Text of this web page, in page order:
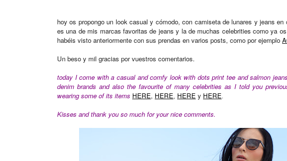
hoy os propongo un look casual y cómodo, con camiseta de lunares y jeans
es una de mis marcas favoritas de jeans y la de muchas celebrities como ya
habéis visto anteriormente con sus prendas en varios posts, como por ejemplo
Un beso y mil gracias por vuestros comentarios.
today I come with a casual and comfy look with dots print tee and salmon
denim brands and also the favourite of many celebrities as I told you
wearing some of its items HERE, HERE, HERE y HERE.
Kisses and thank you so much for your nice comments.